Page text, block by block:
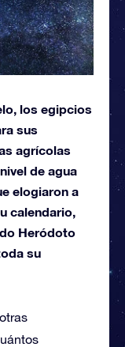
los egipcios
sus
agrícolas
de agua
elogiaron a
calendario,
Heródoto
su